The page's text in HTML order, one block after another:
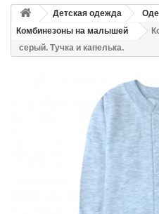
Детская одежда
Комбинезоны на малышей
серый. Тучка и капелька.